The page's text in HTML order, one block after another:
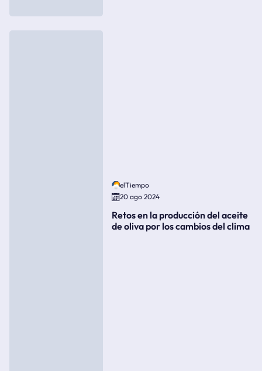
elTiempo
20 ago 2024
Retos en la producción del aceite
de oliva por los cambios del clima